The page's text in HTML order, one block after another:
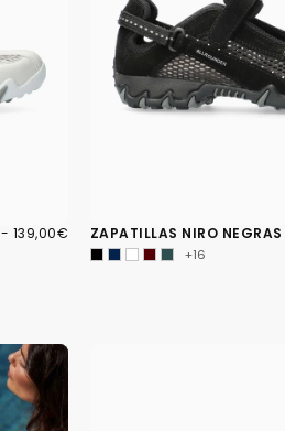
- PRECIO
139,00€ ZAPATILLAS NIRO NEGRAS
+16